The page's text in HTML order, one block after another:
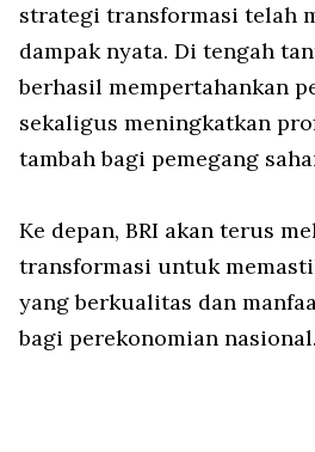
strategi transformasi telah
dampak nyata. Di tengah
berhasil mempertahankan
sekaligus meningkatkan
tambah bagi pemegang
Ke depan, BRI akan terus
transformasi untuk
yang berkualitas dan
bagi perekonomian nasional.